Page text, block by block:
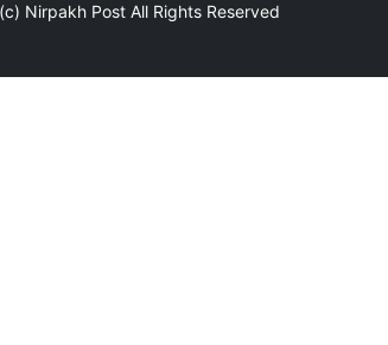
Nirpakh Post All Rights Reserved